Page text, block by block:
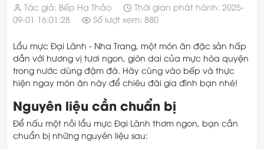
Tác giả: Bếp Hạ Thảo
Thời gian phát hành: 2025-
09-01 16:01:28
Số lượt xem: 880
Lẩu mực Đại Lãnh - Nha Trang, một món ăn đặc sản hấp
dẫn với hương vị tươi ngon, giòn dai của mực hòa quyện
trong nước dùng đậm đà. Hãy cùng vào bếp và thực
hiện ngay món ăn này để chiêu đãi gia đình bạn nhé!
Nguyên liệu cần chuẩn bị
Để nấu một nồi lẩu mực Đại Lãnh thơm ngon, bạn cần
chuẩn bị những nguyên liệu sau: